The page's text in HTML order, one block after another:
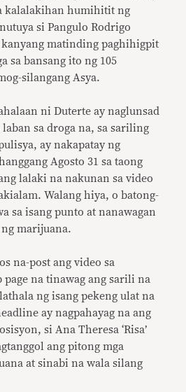
kalalakihan humihitit ng
si Pangulo Rodrigo
matinding paghihigpit
sa bansang ito ng 105
silangang Asya.
ni Duterte ay naglunsad
sa droga na, sa sariling
ay nakapatay ng
Agosto 31 sa taong
lalaki na nakunan sa video
Walang hiya, o batong-
sa isang punto at nanawagan
ng marijuana.
na-post ang video sa
page na tinawag ang sarili na
ng isang pekeng ulat na
ay nagpahayag na ang
si Ana Theresa ‘Risa’
ang pitong mga
at sinabi na wala silang